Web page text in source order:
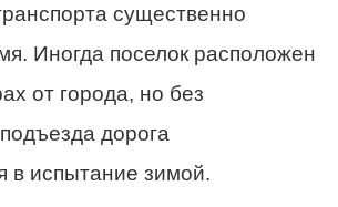
существенно
Иногда поселок расположен
от города, но без
дорога
в испытание зимой.